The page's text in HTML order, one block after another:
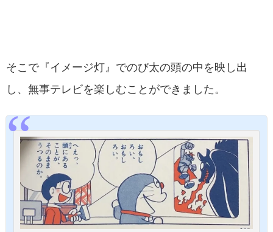
そこで『イメージ灯』でのび太の頭の中を映し出
し、無事テレビを楽しむことができました。